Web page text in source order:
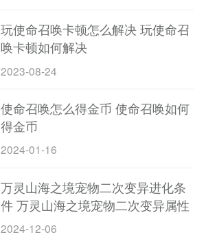
玩使命召唤卡顿怎么解决 玩使命召
唤卡顿如何解决
2023-08-24
使命召唤怎么得金币 使命召唤如何
得金币
2024-01-16
万灵山海之境宠物二次变异进化条
件 万灵山海之境宠物二次变异属性
对比
2024-12-06